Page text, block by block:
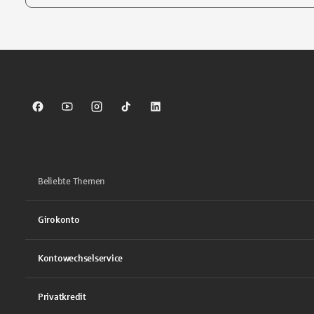
Sparkasse auf Facebook
Sparkasse auf Youtube
Sparkasse auf Instagram
Sparkasse auf TikTok
Sparkasse auf LinkedIn
Beliebte Themen
Girokonto
Kontowechselservice
Privatkredit